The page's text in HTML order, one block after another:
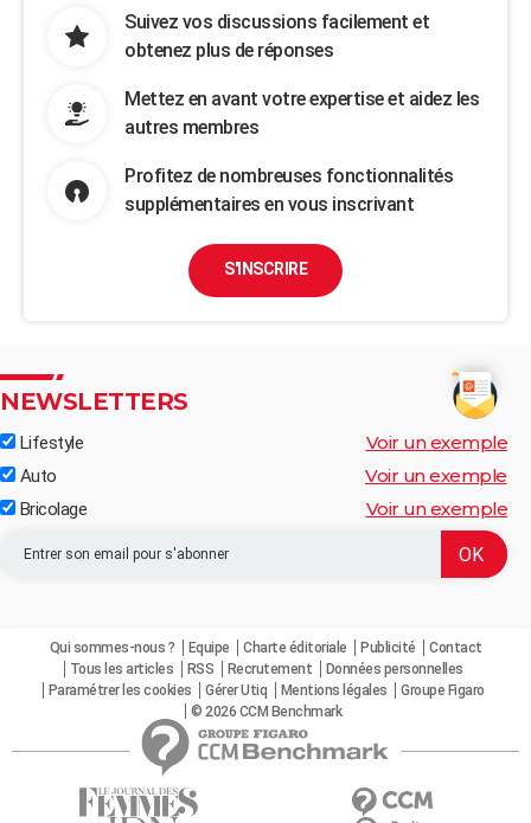
Suivez vos discussions facilement et
obtenez plus de réponses
Mettez en avant votre expertise et aidez les
autres membres
Profitez de nombreuses fonctionnalités
supplémentaires en vous inscrivant
S'INSCRIRE
NEWSLETTERS
Lifestyle Voir un exemple
Auto Voir un exemple
Bricolage Voir un exemple
Qui sommes-nous ? Equipe Charte éditoriale Publicité
Contact
Tous les articles
RSS Recrutement
Données personnelles
Paramétrer les cookies
Gérer Utiq Mentions légales
Groupe Figaro
© 2026 CCM Benchmark